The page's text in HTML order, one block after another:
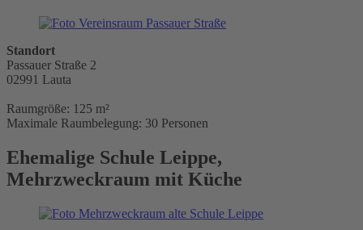
Standort
Passauer Straße 2
02991 Lauta
Raumgröße: 125 m²
Maximale Raumbelegung: 30 Personen
Ehemalige Schule Leippe,
Mehrzweckraum mit Küche